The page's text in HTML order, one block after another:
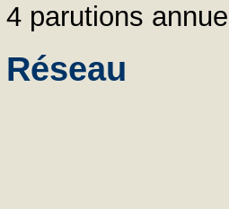
4 parutions
Réseau